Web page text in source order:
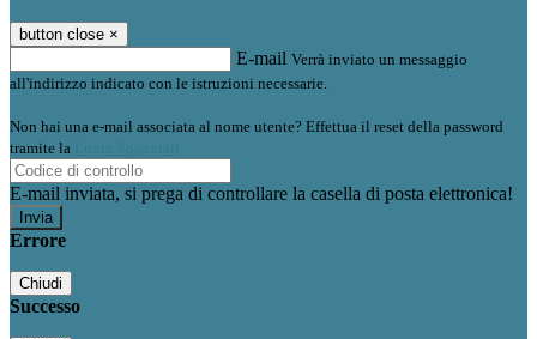
button close ×
E-mail Verrà inviato un messaggio
all'indirizzo indicato con le istruzioni necessarie.
Non hai una e-mail associata al nome utente? Effettua il reset della password
tramite la
E-mail inviata, si prega di controllare la casella di posta elettronica!
Errore
Chiudi
Successo